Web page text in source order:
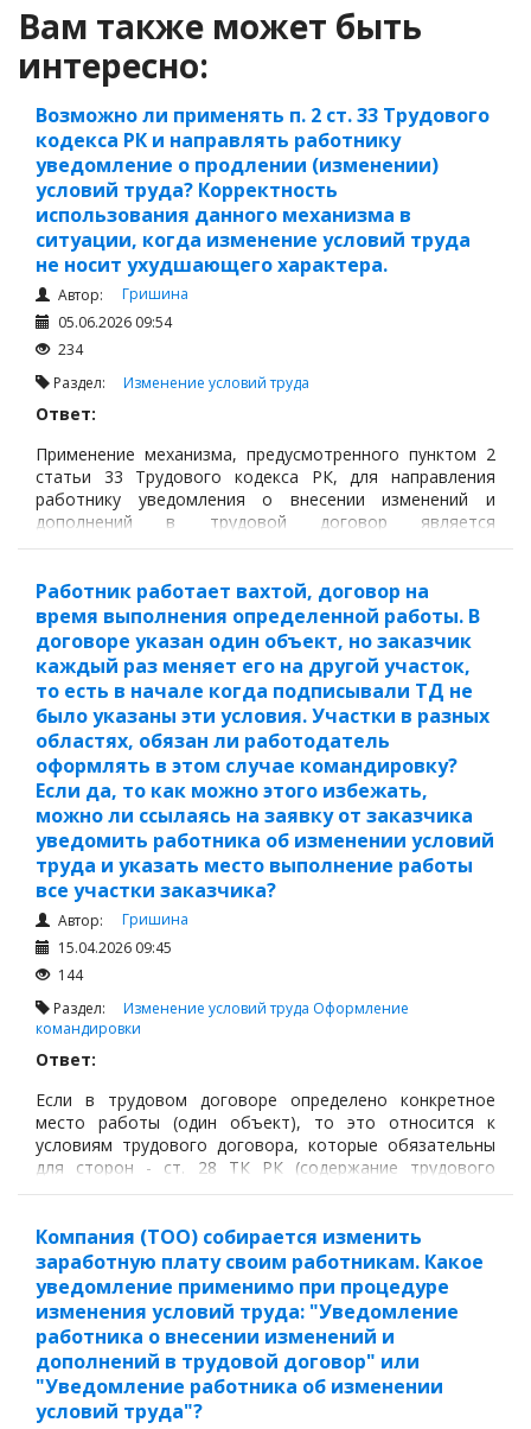
Вам также может быть
интересно:
Возможно ли применять п. 2 ст. 33 Трудового
кодекса РК и направлять работнику
уведомление о продлении (изменении)
условий труда? Корректность
использования данного механизма в
ситуации, когда изменение условий труда
не носит ухудшающего характера.
Автор:
Гришина
05.06.2026 09:54
234
Раздел: Изменение условий труда
Ответ:
Применение механизма, предусмотренного пунктом 2
статьи 33 Трудового кодекса РК, для направления
работнику уведомления о внесении изменений и
дополнений в трудовой договор является
правомерным.
Работник работает вахтой, договор на
время выполнения определенной работы. В
договоре указан один объект, но заказчик
каждый раз меняет его на другой участок,
то есть в начале когда подписывали ТД не
было указаны эти условия. Участки в разных
областях, обязан ли работодатель
оформлять в этом случае командировку?
Если да, то как можно этого избежать,
можно ли ссылаясь на заявку от заказчика
уведомить работника об изменении условий
труда и указать место выполнение работы
все участки заказчика?
Автор:
Гришина
15.04.2026 09:45
144
Раздел: Изменение условий труда Оформление
командировки
Ответ:
Если в трудовом договоре определено конкретное
место работы (один объект), то это относится к
условиям трудового договора, которые обязательны
для сторон - ст. 28 ТК РК (содержание трудового
договора, включая место выполнения работы).
Компания (ТОО) собирается изменить
заработную плату своим работникам. Какое
уведомление применимо при процедуре
изменения условий труда: "Уведомление
работника о внесении изменений и
дополнений в трудовой договор" или
"Уведомление работника об изменении
условий труда"?